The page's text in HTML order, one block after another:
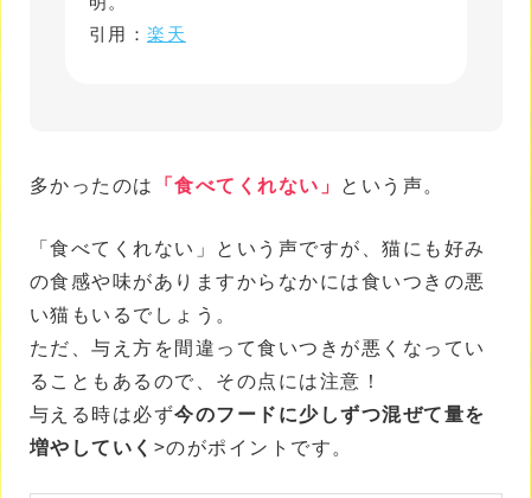
引用： 楽天
多かったのは 「食べてくれない」 という声。
「食べてくれない」という声ですが、猫にも好み
の食感や味がありますからなかには食いつきの悪
い猫もいるでしょう。
ただ、与え方を間違って食いつきが悪くなってい
ることもあるので、その点には注意！
与える時は必ず今のフードに少しずつ混ぜて量を
増やしていく >のがポイントです。